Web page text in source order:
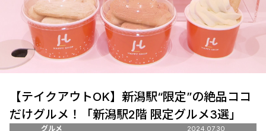
【テイクアウトOK】新潟駅“限定”の絶品ココ
だけグルメ！「新潟駅2階 限定グルメ3選」
グルメ 2024.07.30